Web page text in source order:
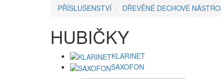
PŘÍSLUŠENSTVÍ DŘEVĚNÉ DECHOVÉ
HUBIČKY
KLARINET
SAXOFON